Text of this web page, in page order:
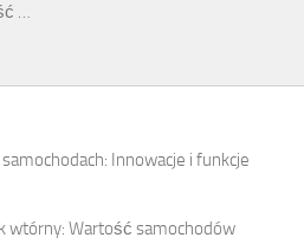
…
Innowacje i funkcje
wtórny: Wartość samochodów